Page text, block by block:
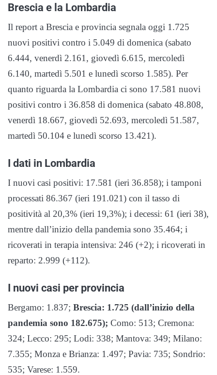
Brescia e la Lombardia
Il report a Brescia e provincia segnala oggi 1.725
nuovi positivi contro i 5.049 di domenica (sabato
6.444, venerdì 2.161, giovedì 6.615, mercoledì
6.140, martedì 5.501 e lunedì scorso 1.585). Per
quanto riguarda la Lombardia ci sono 17.581 nuovi
positivi contro i 36.858 di domenica (sabato 48.808,
venerdì 18.667, giovedì 52.693, mercoledì 51.587,
martedì 50.104 e lunedì scorso 13.421).
I dati in Lombardia
I nuovi casi positivi: 17.581 (ieri 36.858); i tamponi
processati 86.367 (ieri 191.021) con il tasso di
positività al 20,3% (ieri 19,3%); i decessi: 61 (ieri 38),
mentre dall’inizio della pandemia sono 35.464; i
ricoverati in terapia intensiva: 246 (+2); i ricoverati in
reparto: 2.999 (+112).
I nuovi casi per provincia
Bergamo: 1.837; Brescia: 1.725 (dall’inizio della
pandemia sono 182.675); Como: 513; Cremona:
324; Lecco: 295; Lodi: 338; Mantova: 349; Milano:
7.355; Monza e Brianza: 1.497; Pavia: 735; Sondrio:
535; Varese: 1.559.